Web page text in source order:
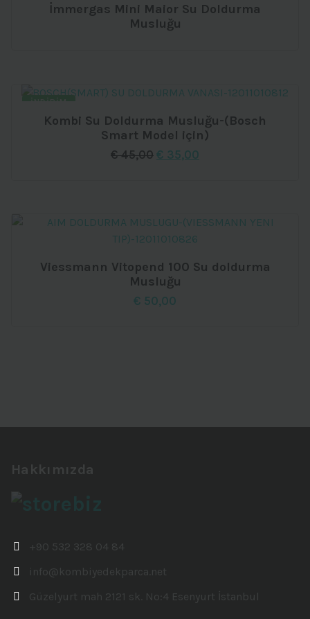
İmmergas Mini Maior Su Doldurma
Musluğu
Kombi Su Doldurma Musluğu-(Bosch
Smart Model için)
€45,00 Orijinal
€ 35,00
Viessmann Vitopend 100 Su doldurma
Musluğu
€ 50,00
Hakkımızda
+90 532 328 04 84
info@kombiyedekparca.net
Güzelyurt mah 2121 sk. No:4 Esenyurt İstanbul